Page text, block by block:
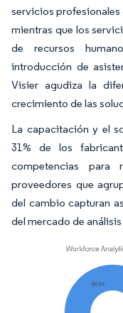
servicios
mientras que los
de recursos
introducción de
Visier agudiza la
crecimiento de las
La capacitación y el
31% de los
competencias para
proveedores que
del cambio capturan
del mercado de